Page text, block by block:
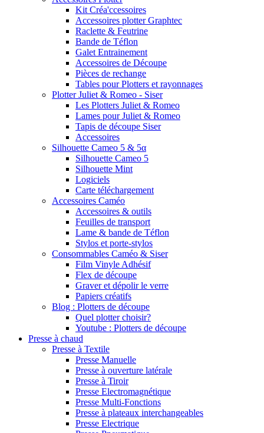
Kit Créa'ccessoires
Accessoires plotter Graphtec
Raclette & Feutrine
Bande de Téflon
Galet Entrainement
Accessoires de Découpe
Pièces de rechange
Tables pour Plotters et rayonnages
Plotter Juliet & Romeo - Siser
Les Plotters Juliet & Romeo
Lames pour Juliet & Romeo
Tapis de découpe Siser
Accessoires
Silhouette Cameo 5 & 5α
Silhouette Cameo 5
Silhouette Mint
Logiciels
Carte téléchargement
Accessoires Caméo
Accessoires & outils
Feuilles de transport
Lame & bande de Téflon
Stylos et porte-stylos
Consommables Caméo & Siser
Film Vinyle Adhésif
Flex de découpe
Graver et dépolir le verre
Papiers créatifs
Blog : Plotters de découpe
Quel plotter choisir?
Youtube : Plotters de découpe
Presse à chaud
Presse à Textile
Presse Manuelle
Presse à ouverture latérale
Presse à Tiroir
Presse Electromagnétique
Presse Multi-Fonctions
Presse à plateaux interchangeables
Presse Electrique